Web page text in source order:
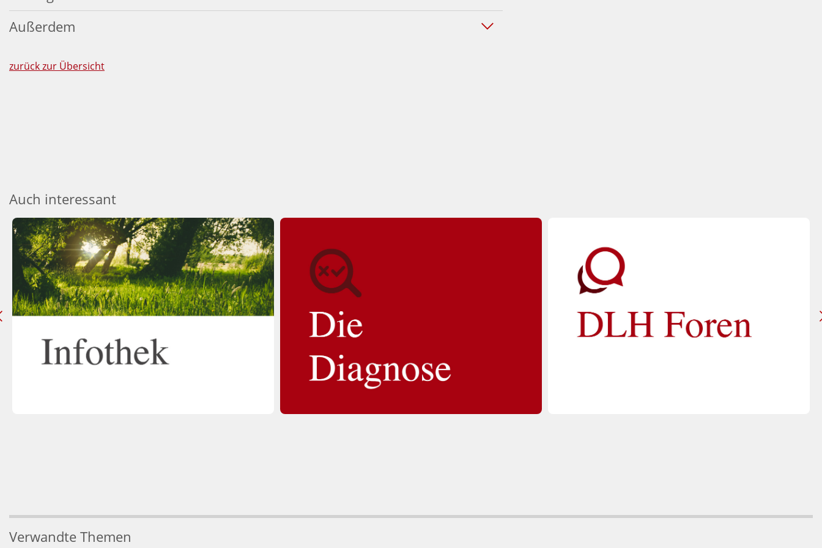
Außerdem
zurück zur Übersicht
Auch interessant
Verwandte Themen